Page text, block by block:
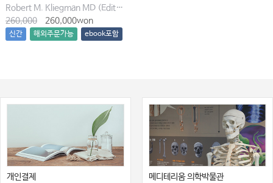
Robert M. Kliegman MD (Editor), Joseph W. St. Geme III MD (Editor)
260,000
260,000won
신간 해외주문가능 ebook포함
개인결제 메디테리움 의학박물관